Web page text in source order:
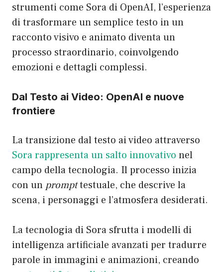
strumenti come Sora di OpenAI, l’esperienza
di trasformare un semplice testo in un
racconto visivo e animato diventa un
processo straordinario, coinvolgendo
emozioni e dettagli complessi.
Dal Testo ai Video: OpenAI e nuove
frontiere
La transizione dal testo ai video attraverso
Sora rappresenta un salto innovativo nel
campo della tecnologia. Il processo inizia
con un prompttestuale, che descrive la
scena, i personaggi e l’atmosfera desiderati.
La tecnologia di Sora sfrutta i modelli di
intelligenza artificiale avanzati per tradurre
parole in immagini e animazioni, creando